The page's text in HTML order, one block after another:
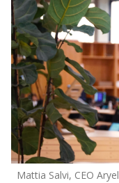
Mattia Salvi, CEO Aryel